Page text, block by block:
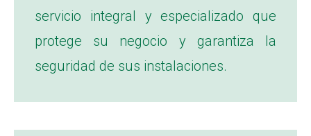
servicio integral y especializado que
protege su negocio y garantiza la
seguridad de sus instalaciones.